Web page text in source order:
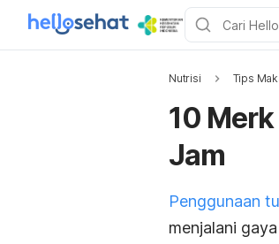
Nutrisi Tips
10
Jam
Penggunaan
menjalani